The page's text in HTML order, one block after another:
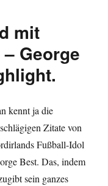
mit
George
kennt ja die
Zitate von
Fußball-Idol
Best. Das, indem
sein ganzes